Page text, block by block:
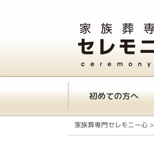
初めての方へ
家族葬専門セレモニー心>